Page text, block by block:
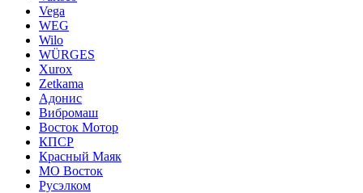
Vega
WEG
Wilo
WÜRGES
Xurox
Zetkama
Адонис
Вибромаш
Восток Мотор
КПСР
Красный Маяк
МО Восток
Русэлком